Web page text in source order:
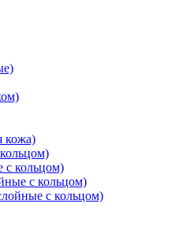
кожа)
с кольцом)
с кольцом)
с кольцом)